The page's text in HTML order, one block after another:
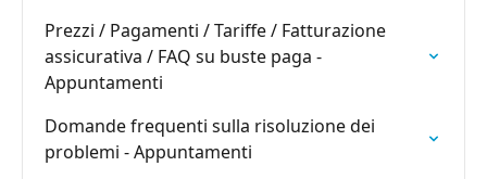
Prezzi / Pagamenti / Tariffe / Fatturazione
assicurativa / FAQ su buste paga -
Appuntamenti
Domande frequenti sulla risoluzione dei
problemi - Appuntamenti